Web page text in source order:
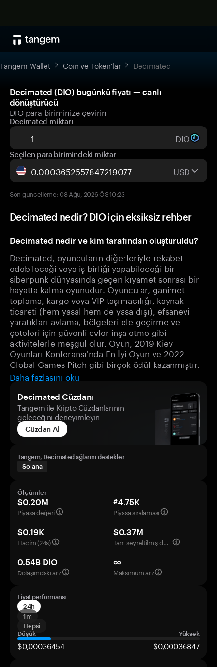
Tangem Wallet Coin ve Token'lar Decimated
Decimated (DIO) bugünkü fiyatı — canlı
dönüştürücü
DIO para biriminize çevirin
Decimated miktarı
DIO
Seçilen para birimindeki miktar
USD
Son güncelleme: 08 Ağu, 2026 ÖS 10:23
Decimated nedir? DIO için eksiksiz rehber
Decimated nedir ve kim tarafından oluşturuldu?
Decimated, oyuncuların diğerleriyle rekabet
edebileceği veya iş birliği yapabileceği bir
siberpunk dünyasında geçen kıyamet sonrası bir
hayatta kalma oyunudur. Oyuncular, ganimet
toplama, kargo veya VIP taşımacılığı, kaynak
ticareti (hem yasal hem de yasa dışı), efsanevi
yaratıkları avlama, bölgeleri ele geçirme ve
çeteleri için güvenli evler inşa etme gibi
aktivitelerle meşgul olur. Oyun, 2019 Kiev
Oyunları Konferansı'nda En İyi Oyun ve 2022
Global Games Pitch gibi birçok ödül kazanmıştır.
Daha fazlasını oku
Decimated Cüzdanı
Tangem ile Kripto Cüzdanlarının
geleceğini deneyimleyin
Cüzdan Al
Tangem, Decimated ağlarını destekler
Solana
Ölçümler
$0.20M
Piyasa değeri
#4.75K
Piyasa sıralaması
$0.19K
Hacim (24s)
$0.37M
Tam seyreltilmiş değerleme
0.54B DIO
Dolaşımdaki arz
∞
Maksimum arz
Fiyat performansı
24h
1m
Hepsi
Düşük
Yüksek
$0,00036454 $0,00036847